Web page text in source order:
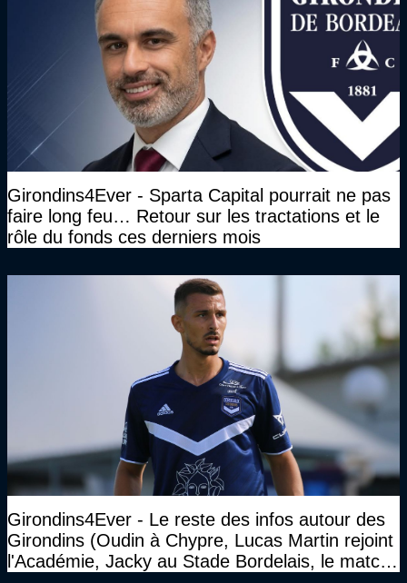
Girondins4Ever - Sparta Capital pourrait ne pas
faire long feu… Retour sur les tractations et le
rôle du fonds ces derniers mois
Girondins4Ever - Le reste des infos autour des
Girondins (Oudin à Chypre, Lucas Martin rejoint
l'Académie, Jacky au Stade Bordelais, le match